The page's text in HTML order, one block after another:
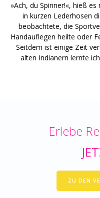
»Ach, du Spinner!«, hieß
in kurzen Lederhosen
beobachtete, die
Handauflegen heilte oder
Seitdem ist einige Zeit
alten Indianern lernte
Erlebe
ZU DEN